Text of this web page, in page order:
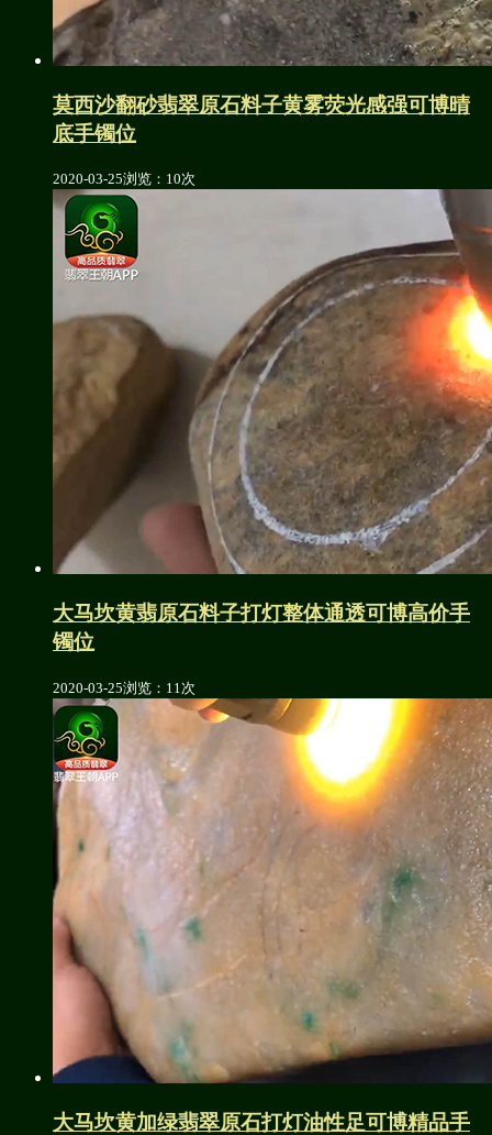
莫西沙翻砂翡翠原石料子黄雾荧光感强可博晴
底手镯位
2020-03-25浏览：10次
大马坎黄翡原石料子打灯整体通透可博高价手
镯位
2020-03-25浏览：11次
大马坎黄加绿翡翠原石打灯油性足可博精品手